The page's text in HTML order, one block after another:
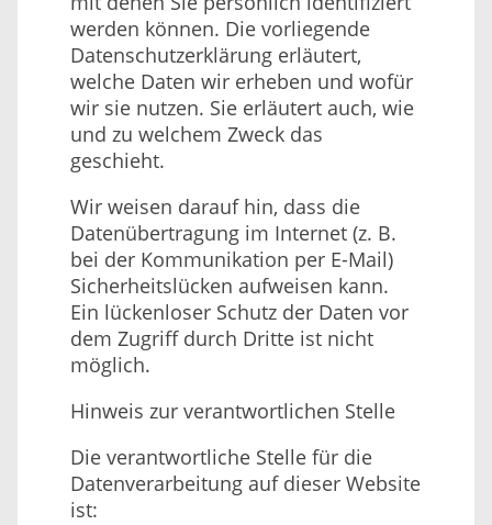
werden können. Die vorliegende
Datenschutzerklärung erläutert,
welche Daten wir erheben und wofür
wir sie nutzen. Sie erläutert auch, wie
und zu welchem Zweck das
geschieht.
Wir weisen darauf hin, dass die
Datenübertragung im Internet (z. B.
bei der Kommunikation per E-Mail)
Sicherheitslücken aufweisen kann.
Ein lückenloser Schutz der Daten vor
dem Zugriff durch Dritte ist nicht
möglich.
Hinweis zur verantwortlichen Stelle
Die verantwortliche Stelle für die
Datenverarbeitung auf dieser Website
ist: